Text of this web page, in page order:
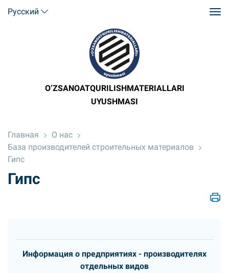
Русский
O’ZSANOATQURILISHMATERIALLARI
UYUSHMASI
Главная
О нас
База производителей строительных материалов
Гипс
Гипс
Информация о предприятиях - производителях
отдельных видов